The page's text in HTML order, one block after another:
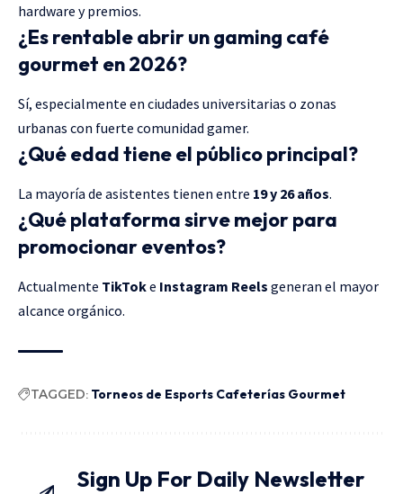
hardware y premios.
¿Es rentable abrir un gaming café
gourmet en 2026?
Sí, especialmente en ciudades universitarias o zonas
urbanas con fuerte comunidad gamer.
¿Qué edad tiene el público principal?
La mayoría de asistentes tienen entre 19 y 26 años.
¿Qué plataforma sirve mejor para
promocionar eventos?
Actualmente TikToke Instagram Reels generan el mayor
alcance orgánico.
TAGGED: Torneos de Esports Cafeterías Gourmet
Sign Up For Daily Newsletter